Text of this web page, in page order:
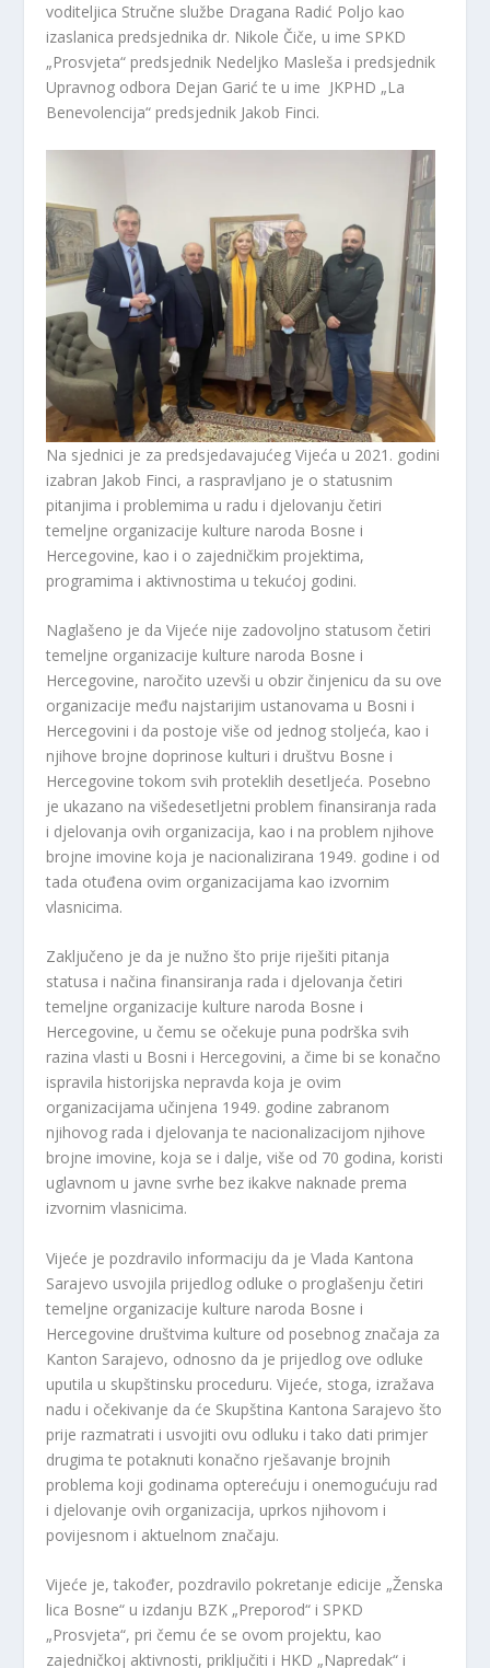
voditeljica Stručne službe Dragana Radić Poljo kao
izaslanica predsjednika dr. Nikole Čiče, u ime SPKD
„Prosvjeta“ predsjednik Nedeljko Masleša i predsjednik
Upravnog odbora Dejan Garić te u ime JKPHD „La
Benevolencija“ predsjednik Jakob Finci.
Na sjednici je za predsjedavajućeg Vijeća u 2021. godini
izabran Jakob Finci, a raspravljano je o statusnim
pitanjima i problemima u radu i djelovanju četiri
temeljne organizacije kulture naroda Bosne i
Hercegovine, kao i o zajedničkim projektima,
programima i aktivnostima u tekućoj godini.
Naglašeno je da Vijeće nije zadovoljno statusom četiri
temeljne organizacije kulture naroda Bosne i
Hercegovine, naročito uzevši u obzir činjenicu da su ove
organizacije među najstarijim ustanovama u Bosni i
Hercegovini i da postoje više od jednog stoljeća, kao i
njihove brojne doprinose kulturi i društvu Bosne i
Hercegovine tokom svih proteklih desetljeća. Posebno
je ukazano na višedesetljetni problem finansiranja rada
i djelovanja ovih organizacija, kao i na problem njihove
brojne imovine koja je nacionalizirana 1949. godine i od
tada otuđena ovim organizacijama kao izvornim
vlasnicima.
Zaključeno je da je nužno što prije riješiti pitanja
statusa i načina finansiranja rada i djelovanja četiri
temeljne organizacije kulture naroda Bosne i
Hercegovine, u čemu se očekuje puna podrška svih
razina vlasti u Bosni i Hercegovini, a čime bi se konačno
ispravila historijska nepravda koja je ovim
organizacijama učinjena 1949. godine zabranom
njihovog rada i djelovanja te nacionalizacijom njihove
brojne imovine, koja se i dalje, više od 70 godina, koristi
uglavnom u javne svrhe bez ikakve naknade prema
izvornim vlasnicima.
Vijeće je pozdravilo informaciju da je Vlada Kantona
Sarajevo usvojila prijedlog odluke o proglašenju četiri
temeljne organizacije kulture naroda Bosne i
Hercegovine društvima kulture od posebnog značaja za
Kanton Sarajevo, odnosno da je prijedlog ove odluke
uputila u skupštinsku proceduru. Vijeće, stoga, izražava
nadu i očekivanje da će Skupština Kantona Sarajevo što
prije razmatrati i usvojiti ovu odluku i tako dati primjer
drugima te potaknuti konačno rješavanje brojnih
problema koji godinama opterećuju i onemogućuju rad
i djelovanje ovih organizacija, uprkos njihovom i
povijesnom i aktuelnom značaju.
Vijeće je, također, pozdravilo pokretanje edicije „Ženska
lica Bosne“ u izdanju BZK „Preporod“ i SPKD
„Prosvjeta“, pri čemu će se ovom projektu, kao
zajedničkoj aktivnosti, priključiti i HKD „Napredak“ i